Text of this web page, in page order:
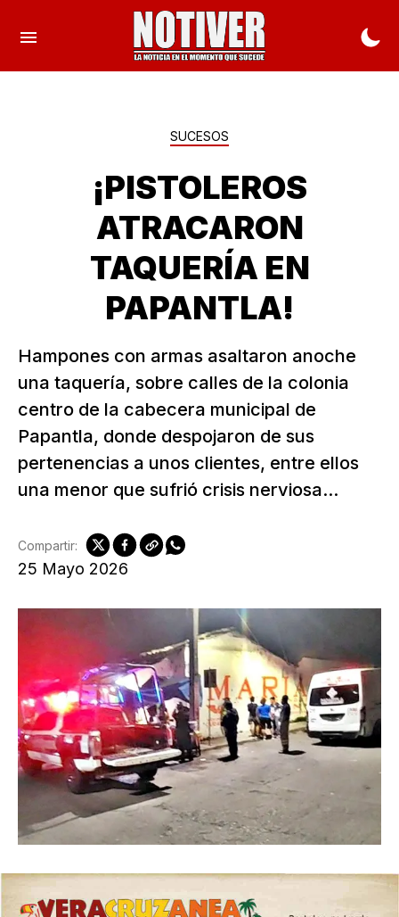
SUCESOS
¡PISTOLEROS
ATRACARON
TAQUERÍA EN
PAPANTLA!
Hampones con armas asaltaron anoche
una taquería, sobre calles de la colonia
centro de la cabecera municipal de
Papantla, donde despojaron de sus
pertenencias a unos clientes, entre ellos
una menor que sufrió crisis nerviosa...
25 Mayo 2026
Compartir: